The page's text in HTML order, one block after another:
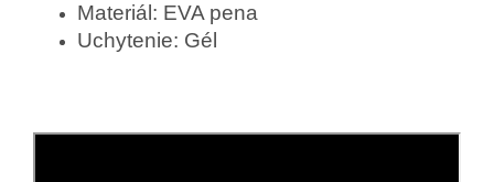
Materiál: EVA pena
Uchytenie: Gél